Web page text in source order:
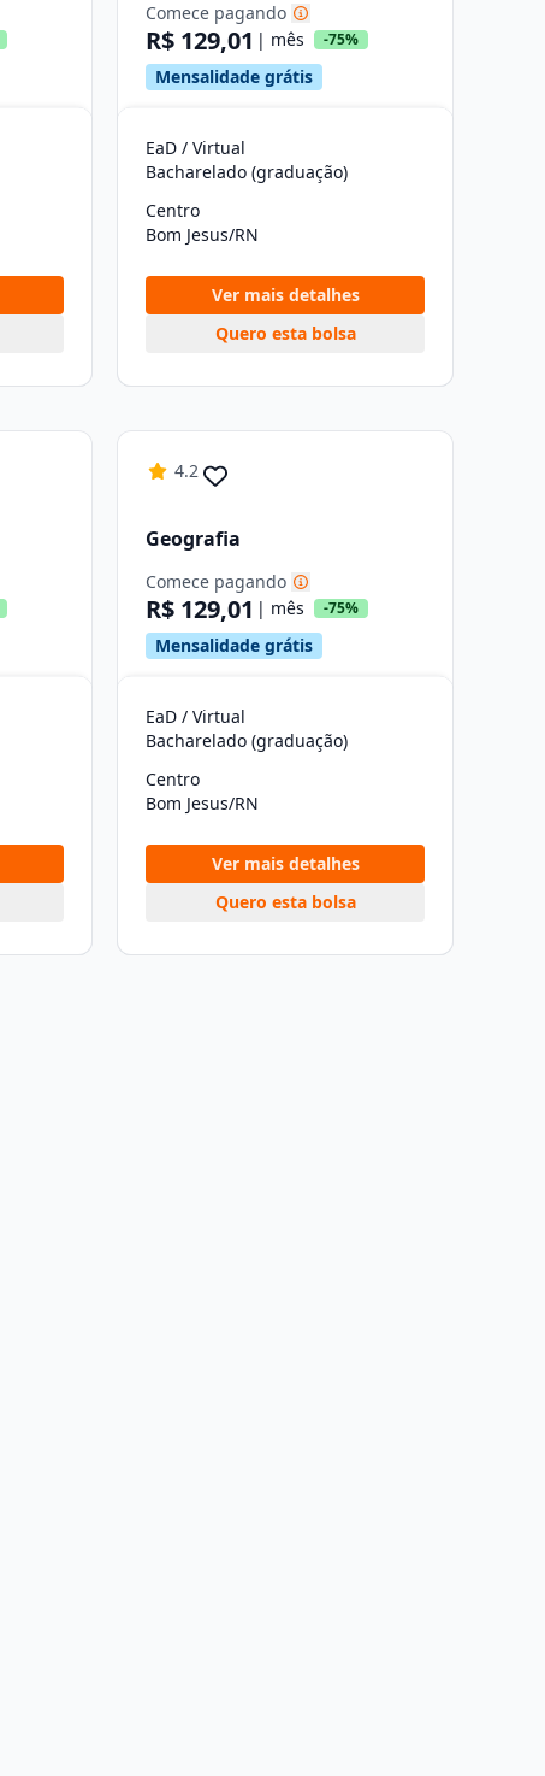
Comece pagando
R$ 129,01 | mês -75%
Mensalidade grátis
EaD / Virtual
Bacharelado (graduação)
Centro
Bom Jesus/RN
Ver mais detalhes
Quero esta bolsa
4.2
Geografia
Comece pagando
R$ 129,01 | mês -75%
Mensalidade grátis
EaD / Virtual
Bacharelado (graduação)
Centro
Bom Jesus/RN
Ver mais detalhes
Quero esta bolsa